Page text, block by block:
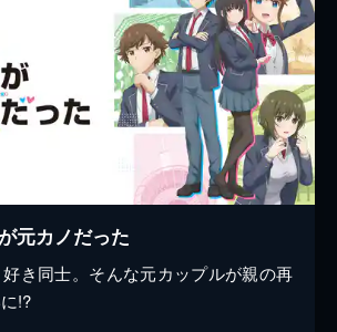
元カノだった
き同士。そんな元カップルが親の再
!?